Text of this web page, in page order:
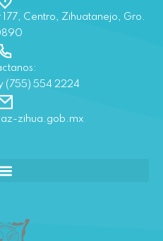
Centro, Zihuatanejo, Gro.
(755) 554 2224
zihua.gob.mx